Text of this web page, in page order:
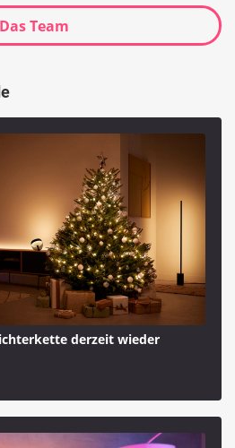
Das Team
derzeit wieder